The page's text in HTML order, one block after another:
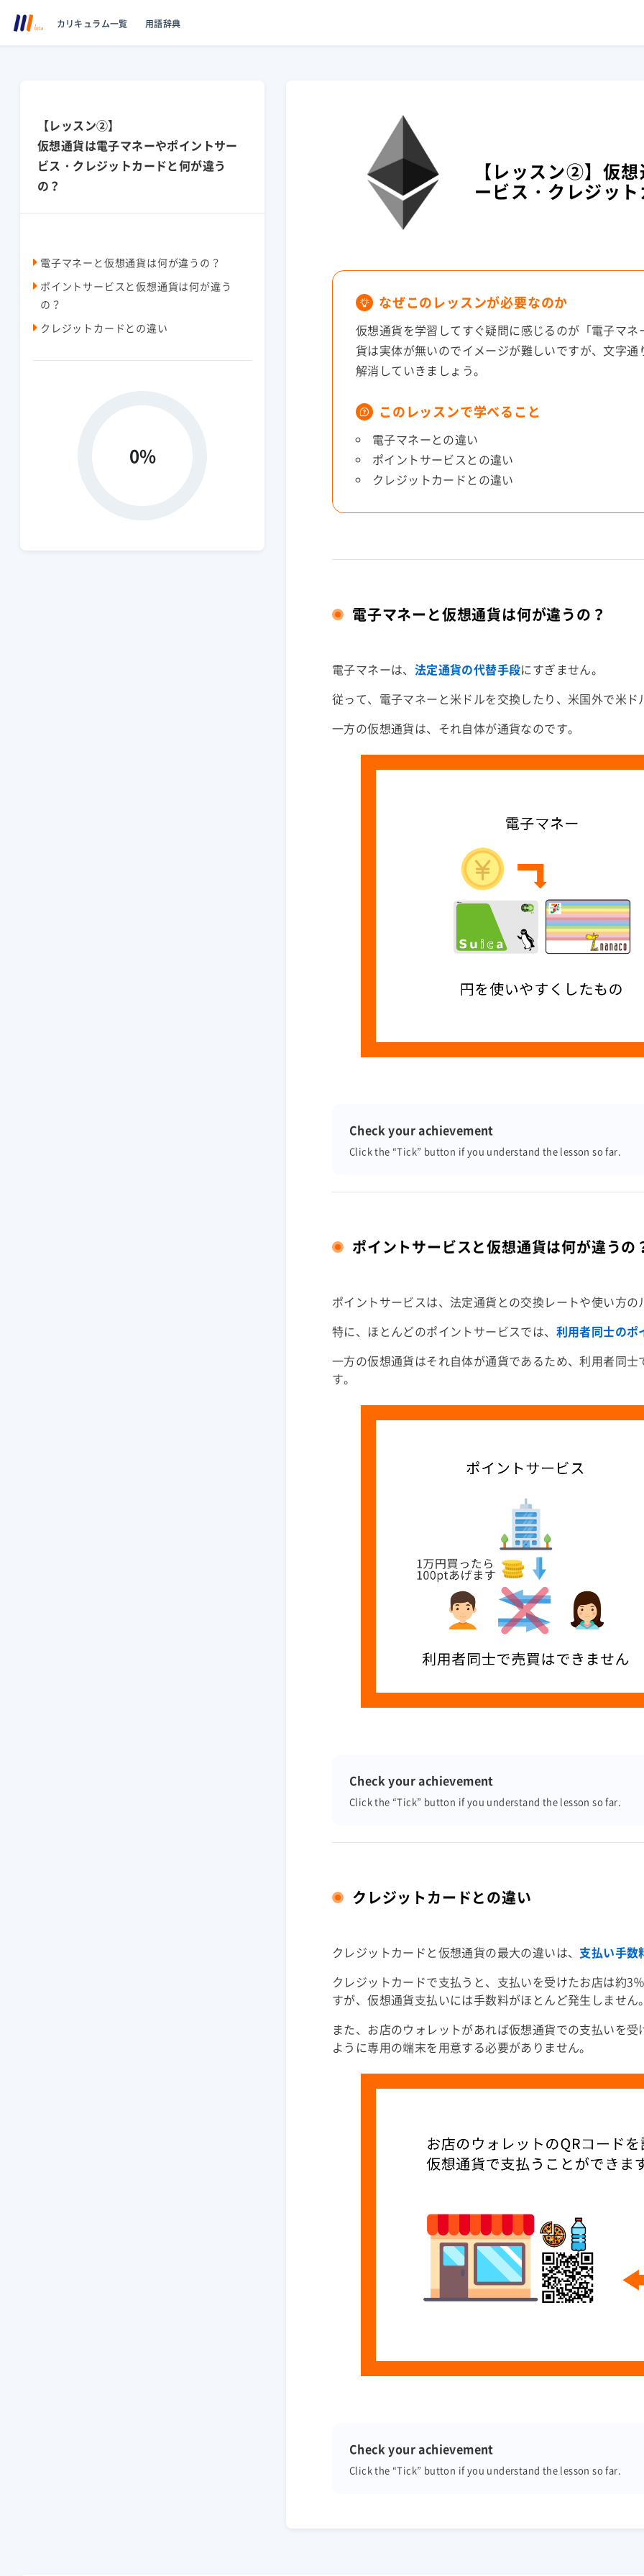
カリキュラム一覧 用語辞典
【レッスン②】仮
ービス・クレジッ
なぜこのレッスンが必要なのか
仮想通貨を学習してすぐ疑問に感じるのが「電子マ
貨は実体が無いのでイメージが難しいですが、文字
解消していきましょう。
このレッスンで学べること
電子マネーとの違い
ポイントサービスとの違い
クレジットカードとの違い
電子マネーと仮想通貨は何が違うの？
電子マネーは、 法定通貨の代替手段にすぎません。
従って、電子マネーと米ドルを交換したり、米国外で米
一方の仮想通貨は、それ自体が通貨なのです。
Check your achievement
Click the “Tick” button if you understand the lesson so far.
ポイントサービスと仮想通貨は何が違うの
ポイントサービスは、 法定通貨 との交換レートや使い方
特に、ほとんどのポイントサービスでは、 利用者同士のポ
一方の仮想通貨はそれ自体が通貨であるため、利用者同
す。
Check your achievement
Click the “Tick” button if you understand the lesson so far.
クレジットカードとの違い
クレジットカードと仮想通貨の最大の違いは、 支払い手数
クレジットカードで支払うと、支払いを受けたお店は約3
すが、仮想通貨支払いには手数料がほとんど発生しません
また、お店のウォレットがあれば仮想通貨での支払いを
ように専用の端末を用意する必要がありません。
Check your achievement
Click the “Tick” button if you understand the lesson so far.
【レッスン②】
仮想通貨は電子マネーやポイントサー
ビス・クレジットカードと何が違う
の？
電子マネーと仮想通貨は何が違うの？
ポイントサービスと仮想通貨は何が違う
の？
クレジットカードとの違い
0%